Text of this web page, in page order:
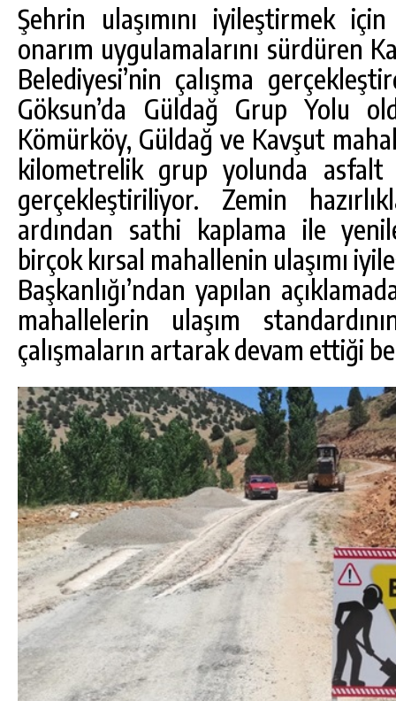
Şehrin ulaşımını iyileştirmek
onarım uygulamalarını sürdüren
Belediyesi’nin çalışma
Göksun’da Güldağ Grup Yolu
Kömürköy, Güldağ ve Kavşut
kilometrelik grup yolunda asfalt
gerçekleştiriliyor. Zemin
ardından sathi kaplama ile
birçok kırsal mahallenin ulaşımı
Başkanlığı’ndan yapılan
mahallelerin ulaşım
çalışmaların artarak devam ettiği